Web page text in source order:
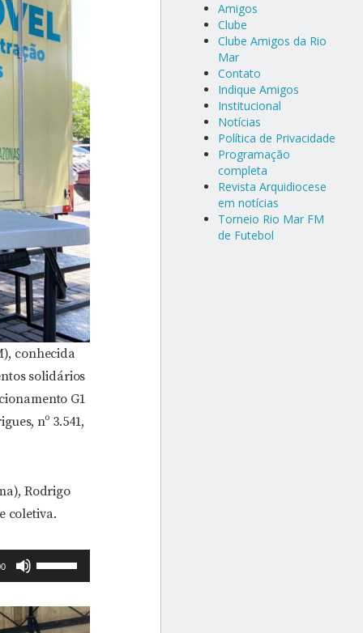
conhecida
solidários
G1
nº 3.541,
Rodrigo
coletiva.
Use
as
setas
para
Amigos
Clube
Clube Amigos da Rio
Mar
Contato
Indique Amigos
Institucional
Notícias
Política de Privacidade
Programação
completa
Revista Arquidiocese
em notícias
Torneio Rio Mar FM
de Futebol